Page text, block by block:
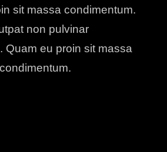
sit massa condimentum.
non pulvinar
Quam eu proin sit massa
condimentum.